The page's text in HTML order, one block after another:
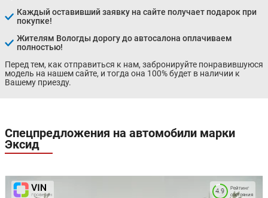
Каждый оставивший заявку на сайте получает подарок при
покупке!
Жителям Вологды дорогу до автосалона оплачиваем
полностью!
Перед тем, как отправиться к нам, забронируйте понравившуюся
модель на нашем сайте, и тогда она 100% будет в наличии к
Вашему приезду.
Спецпредложения на автомобили марки
Эксид
Рейтинг
состояния
4.9